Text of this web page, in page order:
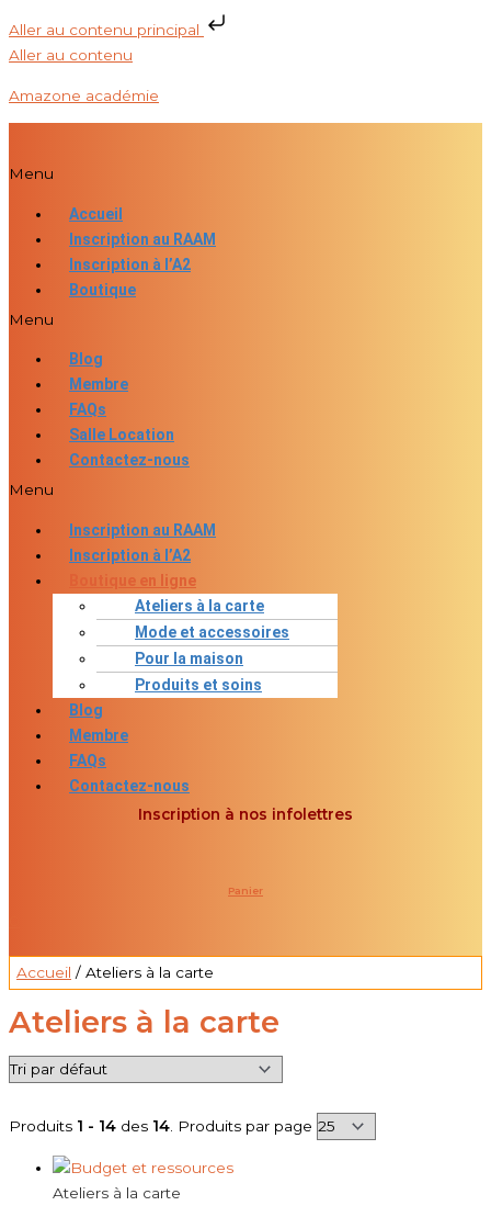
Aller au contenu principal
Aller au contenu
Amazone académie
Menu
Accueil
Inscription au RAAM
Inscription à l’A2
Boutique
Menu
Blog
Membre
FAQs
Salle Location
Contactez-nous
Menu
Inscription au RAAM
Inscription à l’A2
Boutique en ligne
Ateliers à la carte
Mode et accessoires
Pour la maison
Produits et soins
Blog
Membre
FAQs
Contactez-nous
Inscription à nos infolettres
Panier
Accueil / Ateliers à la carte
Ateliers à la carte
Produits 1 - 14 des 14 . Produits par page
Ateliers à la carte